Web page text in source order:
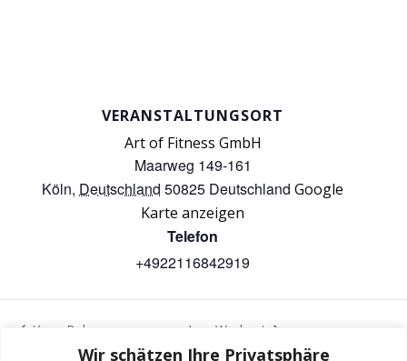
Wir schätzen Ihre Privatsphäre
VERANSTALTUNGSORT
Art of Fitness GmbH
Maarweg 149-161
Köln, Deutschland 50825 Deutschland Google
Karte anzeigen
Telefon
+4922116842919
Yoga Balance Iron Workout